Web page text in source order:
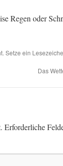
Regen oder
Setze ein
Das
Erforderliche